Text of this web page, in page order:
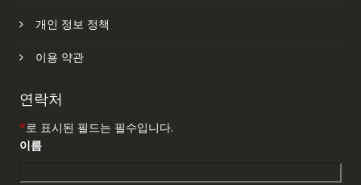
개인 정보 정책
이용 약관
연락처
*로 표시된 필드는 필수입니다.
이름